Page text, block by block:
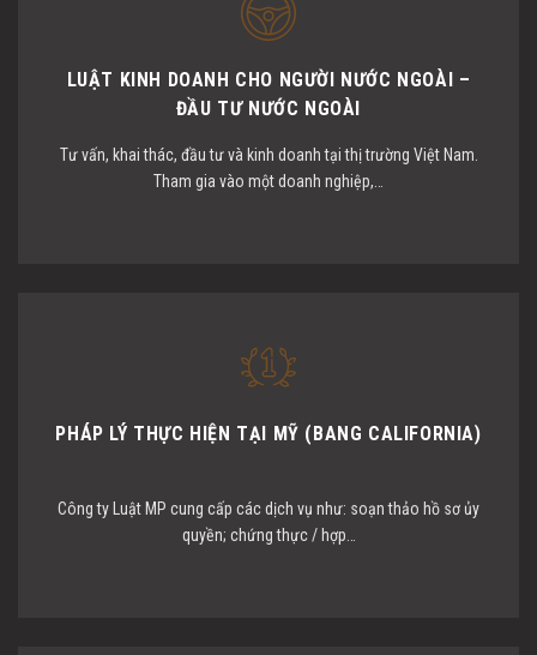
LUẬT KINH DOANH CHO NGƯỜI NƯỚC NGOÀI –
ĐẦU TƯ NƯỚC NGOÀI
Tư vấn, khai thác, đầu tư và kinh doanh tại thị trường Việt Nam.
Tham gia vào một doanh nghiệp,…
PHÁP LÝ THỰC HIỆN TẠI MỸ (BANG CALIFORNIA)
Công ty Luật MP cung cấp các dịch vụ như: soạn thảo hồ sơ ủy
quyền; chứng thực / hợp…